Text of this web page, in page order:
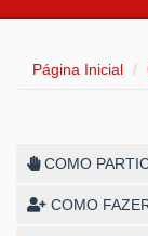
Página Inicial
COMO
COMO